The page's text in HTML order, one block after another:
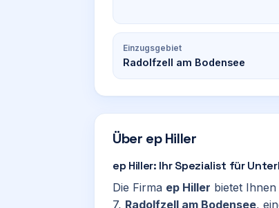
Einzugsgebiet
Radolfzell am Bodensee
Über ep Hiller
ep Hiller: Ihr Spezialist für
Die Firma ep Hiller bietet
7, Radolfzell am Bodensee,